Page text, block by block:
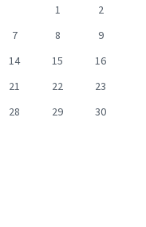
1
2
7 8
9
14 15
16
21 22
23
28 29
30